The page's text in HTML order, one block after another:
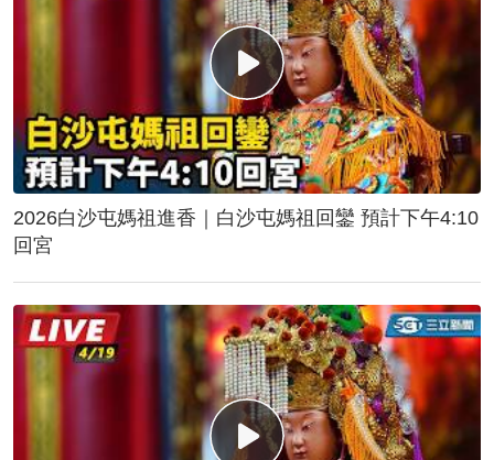
2026白沙屯媽祖進香｜白沙屯媽祖回鑾 預計下午4:10
回宮